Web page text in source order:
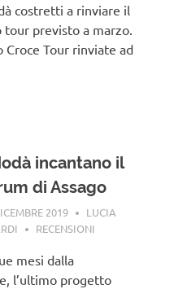
costretti a rinviare il
tour previsto a marzo.
Croce Tour rinviate ad
incantano il
di Assago
2019
LUCIA
RECENSIONI
mesi dalla
l’ultimo progetto